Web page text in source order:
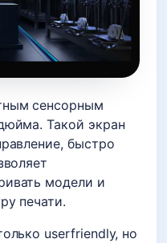
сенсорным
Такой экран
быстро
модели и
печати.
userfriendly, но